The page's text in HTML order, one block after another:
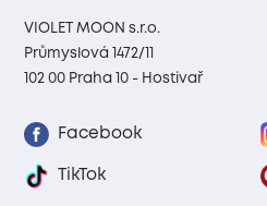
VIOLET MOON s.r.o.
Průmyslová 1472/11
102 00 Praha 10 - Hostivař
Facebook
TikTok